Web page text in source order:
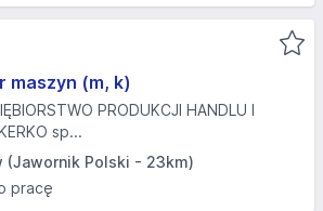
maszyn (m, k)
PRODUKCJI HANDLU I
sp...
(Jawornik Polski - 23km)
pracę